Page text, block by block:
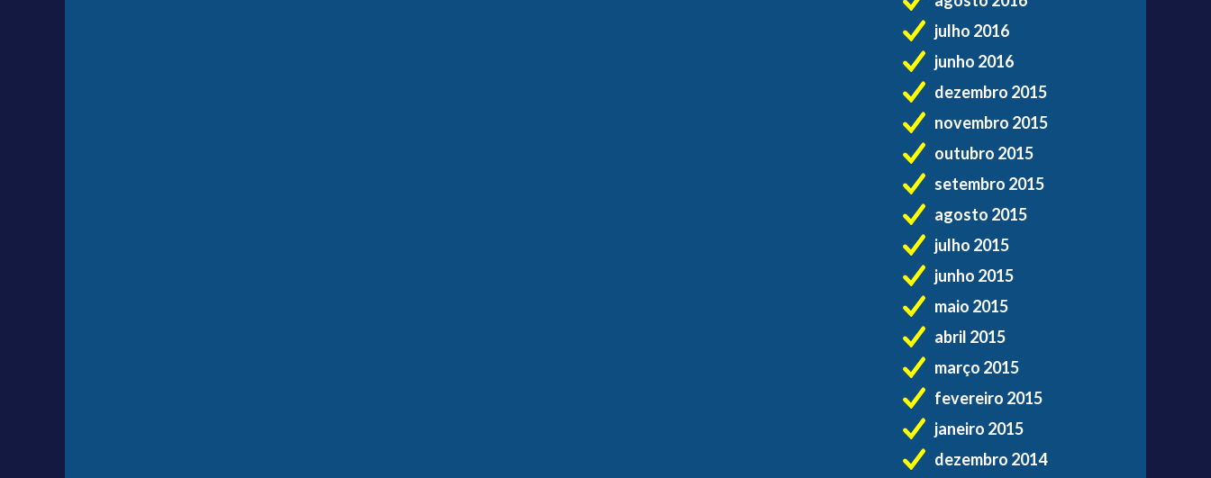
julho 2016
junho 2016
dezembro 2015
novembro 2015
outubro 2015
setembro 2015
agosto 2015
julho 2015
junho 2015
maio 2015
abril 2015
março 2015
fevereiro 2015
janeiro 2015
dezembro 2014